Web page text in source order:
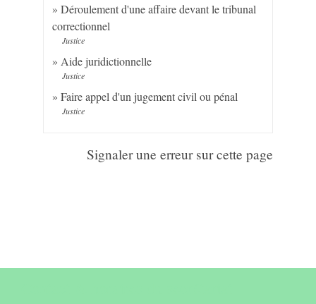
Déroulement d'une affaire devant le tribunal
correctionnel
Justice
Aide juridictionnelle
Justice
Faire appel d'un jugement civil ou pénal
Justice
Signaler une erreur sur cette page